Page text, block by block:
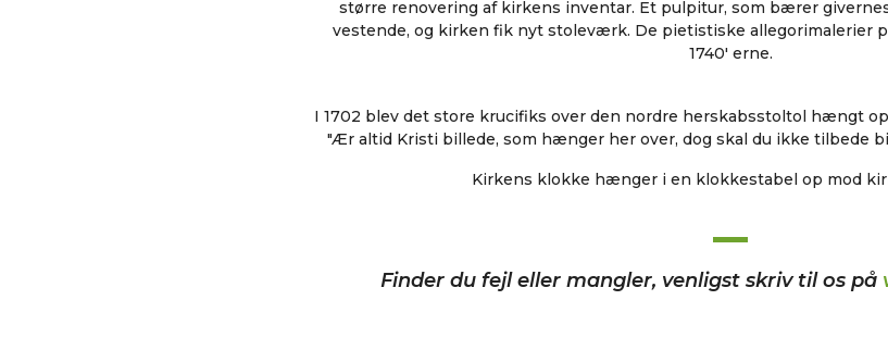
større renovering af kirkens inventar. Et pulpitur, som bærer
vestende, og kirken fik nyt stoleværk. De pietistiske allegorimalerier
1740' erne.
I 1702 blev det store krucifiks over den nordre herskabsstoltol hængt
"Ær altid Kristi billede, som hænger her over, dog skal du ikke tilbede
Kirkens klokke hænger i en klokkestabel op mod
Finder du fejl eller mangler, venligst skriv til os på